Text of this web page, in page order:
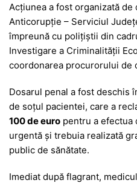
Acțiunea a fost organizată
Anticorupție – Serviciul
împreună cu polițiștii din
Investigare a Criminalității
coordonarea procurorului de
Dosarul penal a fost deschis
de soțul pacientei, care a
100 de euro pentru a efectua
urgentă și trebuia realizată
public de sănătate.
Imediat după flagrant,